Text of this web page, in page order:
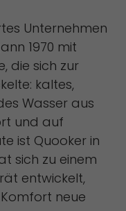
Unternehmen
1970 mit
die sich zur
kaltes,
Wasser aus
und auf
ist Quooker in
sich zu einem
entwickelt,
neue
Cookies von externen
auf diese Inhalte